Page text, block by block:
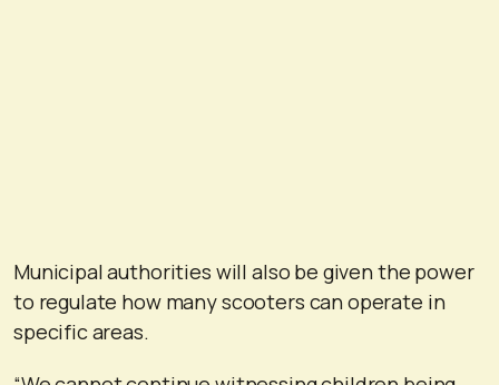
Municipal authorities will also be given the power
to regulate how many scooters can operate in
specific areas.